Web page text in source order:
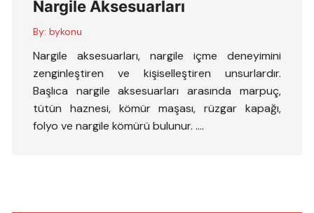
Nargile Aksesuarları
By: bykonu
Nargile aksesuarları, nargile içme deneyimini
zenginleştiren ve kişiselleştiren unsurlardır.
Başlıca nargile aksesuarları arasında marpuç,
tütün haznesi, kömür maşası, rüzgar kapağı,
folyo ve nargile kömürü bulunur. ….